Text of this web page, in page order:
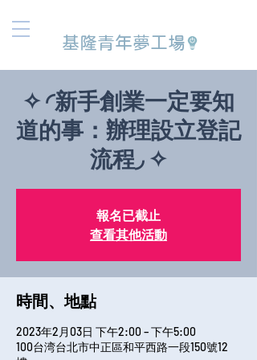
基隆青年夢工場
✧ ◜新手創業一定要知
道的事：辦理設立登記
流程◞ ✧
報名已截止
查看其他活動
時間、地點
2023年2月03日 下午2:00 – 下午5:00
100台湾台北市中正區和平西路一段150號12